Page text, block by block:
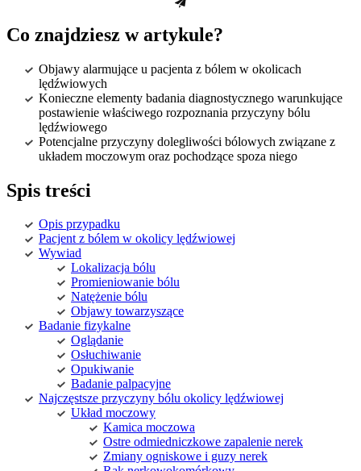
Co znajdziesz w artykule?
Objawy alarmujące u pacjenta z bólem w okolicach
lędźwiowych
Konieczne elementy badania diagnostycznego warunkujące
postawienie właściwego rozpoznania przyczyny bólu
lędźwiowego
Potencjalne przyczyny dolegliwości bólowych związane z
układem moczowym oraz pochodzące spoza niego
Spis treści
Opis przypadku
Pacjent z bólem w okolicy lędźwiowej
Wywiad
Lokalizacja bólu
Promieniowanie bólu
Natężenie bólu
Objawy towarzyszące
Badanie fizykalne
Oglądanie
Osłuchiwanie
Opukiwanie
Badanie palpacyjne
Najczęstsze przyczyny bólu okolicy lędźwiowej
Układ moczowy
Kamica moczowa
Ostre odmiedniczkowe zapalenie nerek
Zmiany ogniskowe i guzy nerek